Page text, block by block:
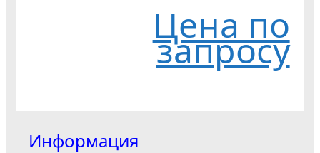
Цена по
запросу
Информация